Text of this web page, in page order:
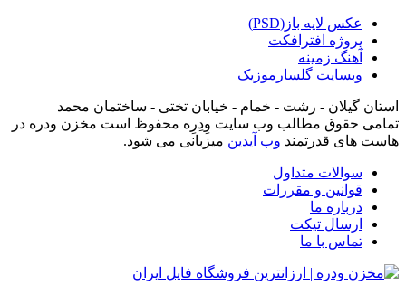
عکس لایه باز(PSD)
پروژه افترافکت
آهنگ زمینه
وبسایت گلسارموزیک
استان گیلان - رشت - خمام - خیابان تختی - ساختمان محمد
تمامی حقوق مطالب وب سایت وِدِرِه محفوظ است مخزن ودره در
هاست های قدرتمند وب آیدین میزبانی می شود.
سوالات متداول
قوانین و مقررات
درباره ما
ارسال تیکت
تماس با ما